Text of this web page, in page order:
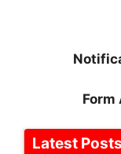
Form
Latest Posts